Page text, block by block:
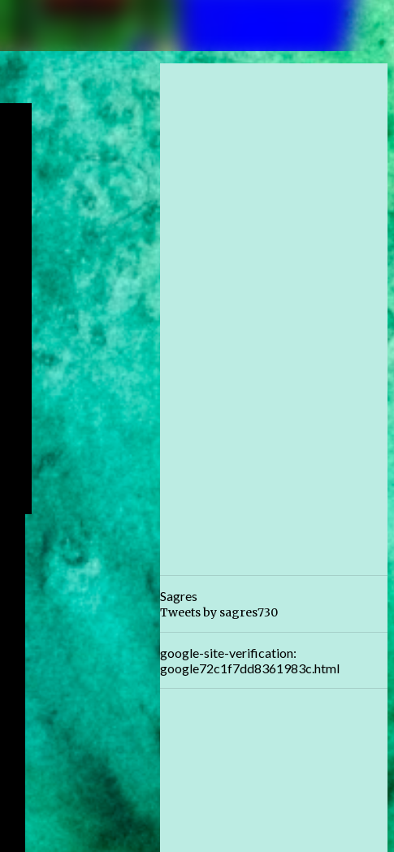
Sagres
Tweets by sagres730
google-site-verification:
google72c1f7dd8361983c.html